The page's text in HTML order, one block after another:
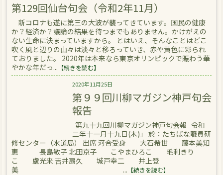
第129回仙台句会（令和2年11月）
新コロナも遂に第三の大波が襲ってきています。国民の健康
か？経済か？議論の結果を待つまでもありません。かけがえの
ない生命に決まっていますから。 とはいえ、そんなことはどこ
吹く風と辺りの山々は淡々と移ろっていき、赤や黄色に彩られ
ておりました。 2020年は本来なら東京オリンピックで賑わう華
やかな年だっ... 【続きを読む】
2020年11月25日
第９９回川柳マガジン神戸句会
報告
第九十九回川柳マガジン神戸句会報 令和
二年十一月十九日(木)」 於：たちばな職員研
修センター（水道局） 出席 河合受身 大石希世 藤本美知
恵 長島敏子 北田京子 こやまひろこ 毛利きり
こ 盧光来 吉井扇久 城戸幸二 井上登
美 ... 【続きを読む】